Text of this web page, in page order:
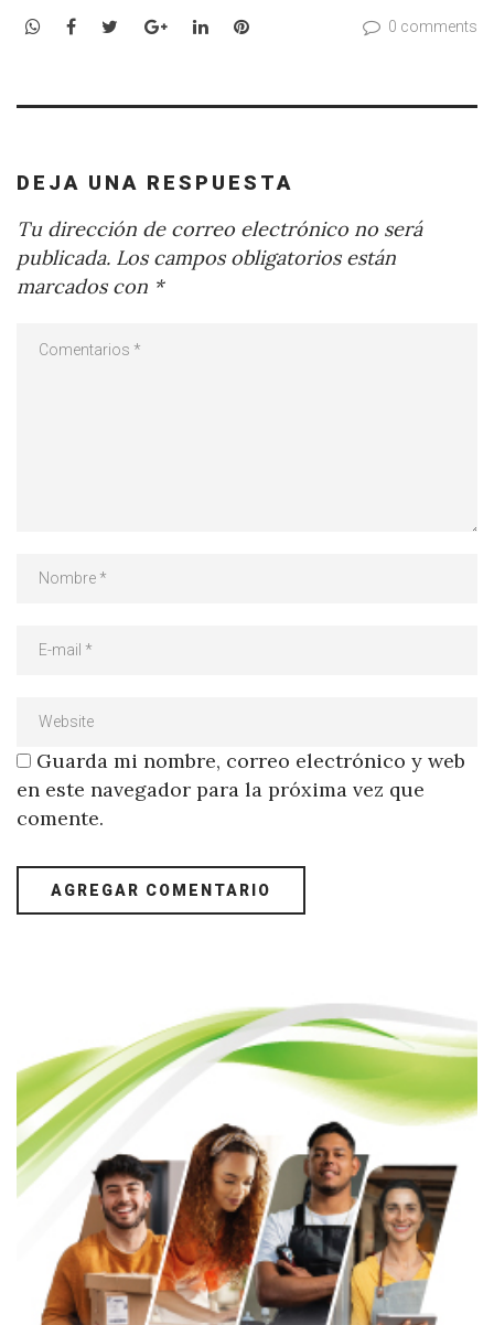
WhatsApp
Facebook
TwitterGoogle+LinkedInPinterest 0 comments
DEJA UNA RESPUESTA
Tu dirección de correo electrónico no será
publicada. Los campos obligatorios están
marcados con *
Guarda mi nombre, correo electrónico y web
en este navegador para la próxima vez que
comente.